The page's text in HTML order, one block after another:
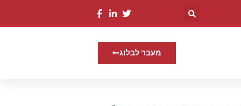
מעבר לבלוג